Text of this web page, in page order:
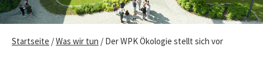
Startseite /Was wir tun / Der WPK Ökologie stellt sich vor